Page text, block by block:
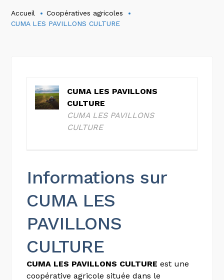
Accueil
Coopératives agricoles
CUMA LES PAVILLONS CULTURE
CUMA LES PAVILLONS
CULTURE
CUMA LES PAVILLONS
CULTURE
Informations sur
CUMA LES
PAVILLONS
CULTURE
CUMA LES PAVILLONS CULTURE est une
coopérative agricole située dans le